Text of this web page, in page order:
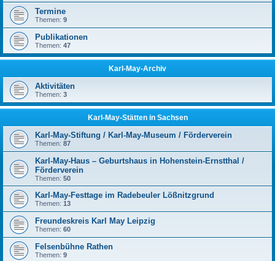
Termine
Themen: 9
Publikationen
Themen: 47
Karl-May-Archiv
Aktivitäten
Themen: 3
Karl-May-Stätten in Sachsen
Karl-May-Stiftung / Karl-May-Museum / Förderverein
Themen: 87
Karl-May-Haus – Geburtshaus in Hohenstein-Ernstthal /
Förderverein
Themen: 50
Karl-May-Festtage im Radebeuler Lößnitzgrund
Themen: 13
Freundeskreis Karl May Leipzig
Themen: 60
Felsenbühne Rathen
Themen: 9